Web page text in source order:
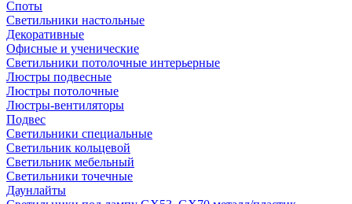
Споты
Светильники настольные
Декоративные
Офисные и ученические
Светильники потолочные интерьерные
Люстры подвесные
Люстры потолочные
Люстры-вентиляторы
Подвес
Светильники специальные
Светильник кольцевой
Светильник мебельный
Светильники точечные
Даунлайты